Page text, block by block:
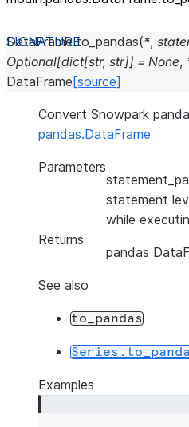
DataFrame.to_pandas(*,
Optional[dict[str, str]] = None,
DataFrame [source]
Convert Snowpark
pandas.DataFrame
Parameters
statement
while
Returns
pandas
See also
to_pandas
Examples